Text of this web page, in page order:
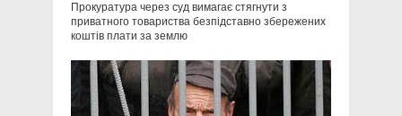
Прокуратура через суд вимагає стягнути з
приватного товариства безпідставно збережених
коштів плати за землю